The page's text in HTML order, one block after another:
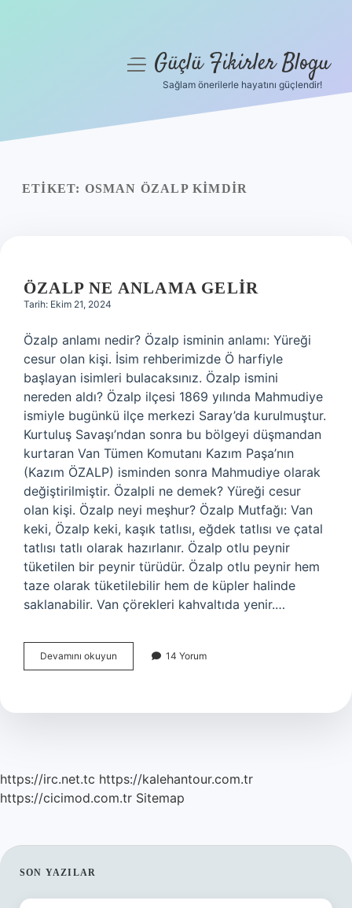
Yasal Uyarı
menüyüGüçlü Fikirler Blogu
Sağlam önerilerle hayatını güçlendir!
ETIKET: OSMAN ÖZALP KIMDIR
ÖZALP NE ANLAMA GELIR
Tarih: Ekim 21, 2024
Özalp anlamı nedir? Özalp isminin anlamı: Yüreği
cesur olan kişi. İsim rehberimizde Ö harfiyle
başlayan isimleri bulacaksınız. Özalp ismini
nereden aldı? Özalp ilçesi 1869 yılında Mahmudiye
ismiyle bugünkü ilçe merkezi Saray’da kurulmuştur.
Kurtuluş Savaşı’ndan sonra bu bölgeyi düşmandan
kurtaran Van Tümen Komutanı Kazım Paşa’nın
(Kazım ÖZALP) isminden sonra Mahmudiye olarak
değiştirilmiştir. Özalpli ne demek? Yüreği cesur
olan kişi. Özalp neyi meşhur? Özalp Mutfağı: Van
keki, Özalp keki, kaşık tatlısı, eğdek tatlısı ve çatal
tatlısı tatlı olarak hazırlanır. Özalp otlu peynir
tüketilen bir peynir türüdür. Özalp otlu peynir hem
taze olarak tüketilebilir hem de küpler halinde
saklanabilir. Van çörekleri kahvaltıda yenir.…
Devamını okuyun
Ne
14 Yorum
https://irc.net.tc https://kalehantour.com.tr
https://cicimod.com.tr Sitemap
SIDEBAR
SON YAZILAR